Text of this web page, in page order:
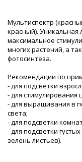
Мультиспектр
красный). Уникальная
максимальное
многих растений, а
фотосинтеза.
Рекомендации по
- для подсветки
- для стимулирования
- для выращивания в
света;
- для подсветки
- для подсветки
зелень листьев).